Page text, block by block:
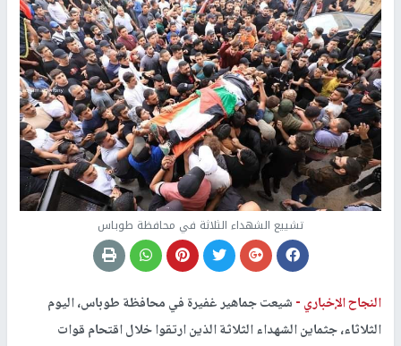
تشييع الشهداء الثلاثة في محافظة طوباس
النجاح الإخباري -شيعت جماهير غفيرة في محافظة طوباس، اليوم
الثلاثاء، جثماين الشهداء الثلاثة الذين ارتقوا خلال اقتحام قوات